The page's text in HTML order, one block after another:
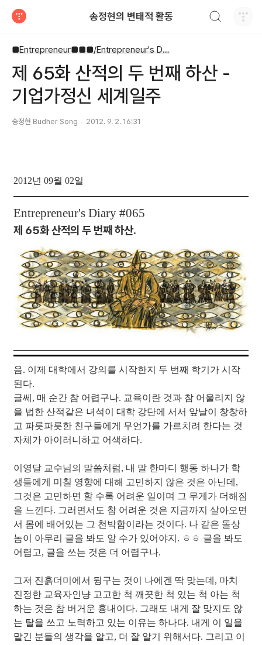
송정현의 변태적 활동
■Entrepreneur■■■/Entrepreneur's Diary
제 65화 산적의 두 번째 하산 -
기업가정신 세계일주
송정현 Budher Song 2012. 9. 2. 16:31
2012년 09월 02일
Entrepreneur's Diary #065
제 65화 산적의 두 번째 하산.
음. 이제 대학에서 강의를 시작한지 두 번째 학기가 시작
된다.
글쎄, 매 순간 참 어렵구나. 교육이란 것과 참 어울리지 않
을 법한 산적같은 녀석이 대학 강단에 서서 앞날이 창창하
고 파릇파릇한 친구들에게 무언가를 가르치려 한다는 것
자체가 아이러니하고 어색하다.
이영달 교수님의 말씀처럼, 내 말 한마디 행동 하나가 학
생들에게 미칠 영향에 대해 고민하지 않은 것은 아닌데,
그것은 고민하면 할 수록 어려운 일이며 그 무게가 더해짐
을 느낀다. 그러면서도 참 어려운 것은 지금까지 살아오면
서 몸에 배어있는 그 천박함이라는 것이다. 나 같은 돌상
놈이 아무리 글을 봐도 알 수가 있어야지. ㅎㅎ 글을 봐도
어렵고, 글을 쓰는 것은 더 어렵구나.
그저 진흙더미에서 뒹구는 것이 나에겐 딱 맞는데, 마치
진정한 교육자인냥 고고한 척 깨끗한 척 있는 척 아는 척
하는 것은 참 버거운 흉내이다. 그래도 내게 잘 맞지도 않
는 탈을 쓰고 노력하고 있는 이유는 하나다. 내게 이 일을
맡긴 분들의 생각을 알고, 더 잘 알기 위해서다. 그리고 이